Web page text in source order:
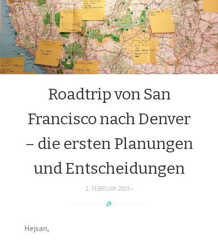
Roadtrip von San
Francisco nach Denver
– die ersten Planungen
und Entscheidungen
1. FEBRUAR 2019
Hejsan,